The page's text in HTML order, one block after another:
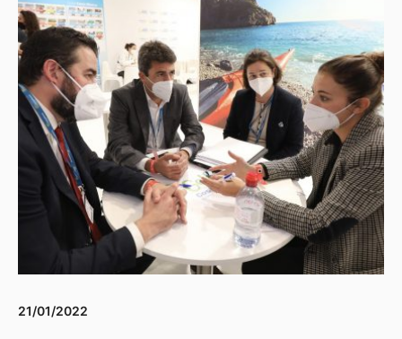
21/01/2022